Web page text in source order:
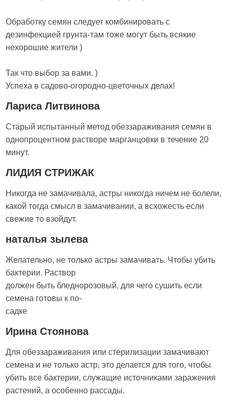
Обработку семян следует комбинировать с
дезинфекцией грунта-там тоже могут быть всякие
нехорошие жители )
Так что выбор за вами. )
Успеха в садово-огородно-цветочных делах!
Лариса Литвинова
Старый испытанный метод обеззараживания семян в
однопроцентном растворе марганцовки в течение 20
минут.
ЛИДИЯ СТРИЖАК
Никогда не замачивала, астры никогда ничем не болели,
какой тогда смысл в замачивании, а всхожесть если
свежие то взойдут.
наталья зылева
Желательно, не только астры замачивать. Чтобы убить
бактерии. Раствор
должен быть бледнорозовый, для чего сушить если
семена готовы к по-
садке
Ирина Стоянова
Для обеззараживания или стерилизации замачивают
семена и не только астр, это делается для того, чтобы
убить все бактерии, служащие источниками заражения
растений, а особенно рассады.